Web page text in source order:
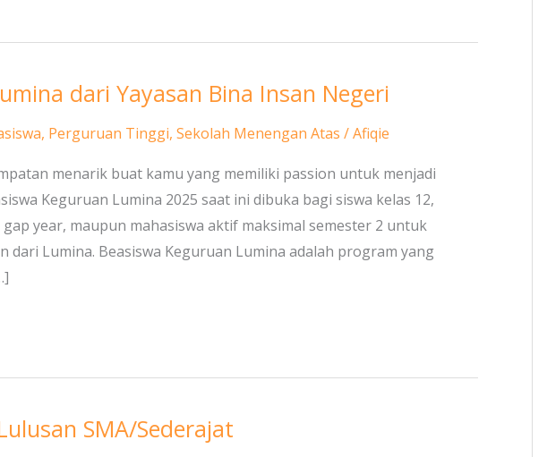
dari Yayasan Bina Insan Negeri
, Perguruan Tinggi, Sekolah Menengan Atas /Afiqie
menarik buat kamu yang memiliki passion untuk menjadi
Keguruan Lumina 2025 saat ini dibuka bagi siswa kelas 12,
year, maupun mahasiswa aktif maksimal semester 2 untuk
dari Lumina. Beasiswa Keguruan Lumina adalah program yang
SMA/Sederajat